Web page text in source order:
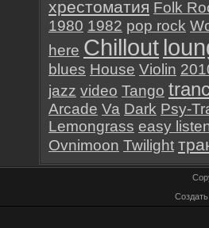
хрестоматия Folk
1980 1982 pop rock
here Chillout
blues House Violin
jazz video Tango
Arcade Va Dark Psy-
Lemongrass easy
Ovnimoon Twilight